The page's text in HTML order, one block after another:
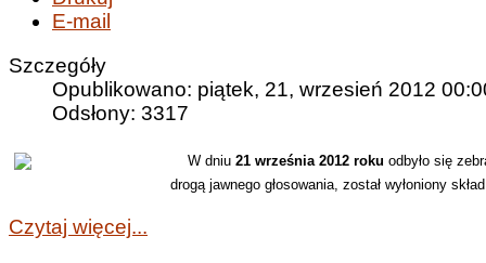
E-mail
Szczegóły
Opublikowano: piątek, 21, wrzesień 2012
Odsłony: 3317
W dniu 21 września 2012 roku odbyło się
drogą jawnego głosowania, został wyłoniony
Czytaj więcej...